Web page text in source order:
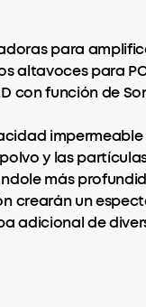
para
para
con función de
y las
más
crearán un
adicional de